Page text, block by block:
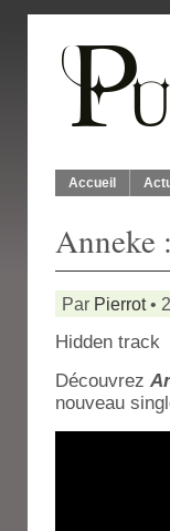
Accueil
Anneke
Par Pierrot•
Hidden track
Découvrez
nouveau